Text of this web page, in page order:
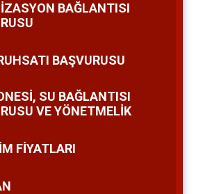
BAĞLANTISI
BAŞVURUSU
SU BAĞLANTISI
VE YÖNETMELİK
FİYATLARI